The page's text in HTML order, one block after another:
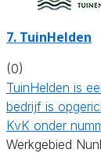
7. TuinHelden
(0)
TuinHelden is
bedrijf is
KvK onder
Werkgebied